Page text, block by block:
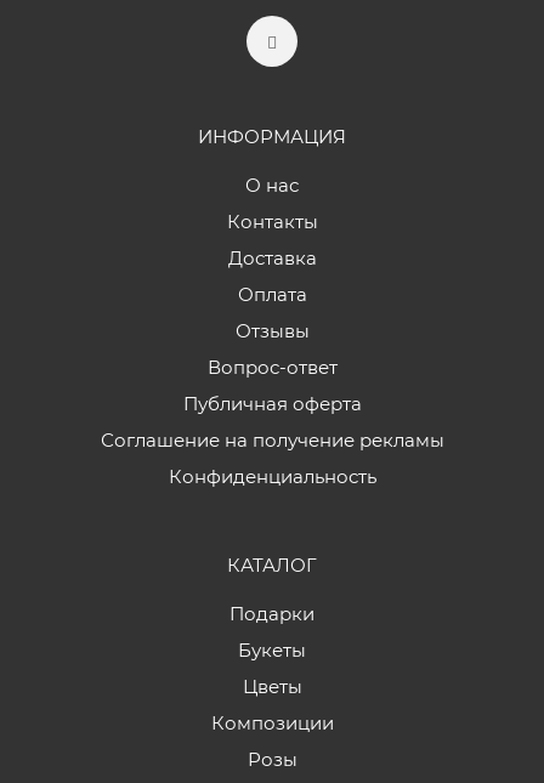
ИНФОРМАЦИЯ
О нас
Контакты
Доставка
Оплата
Отзывы
Вопрос-ответ
Публичная оферта
Соглашение на получение рекламы
Конфиденциальность
КАТАЛОГ
Подарки
Букеты
Цветы
Композиции
Розы